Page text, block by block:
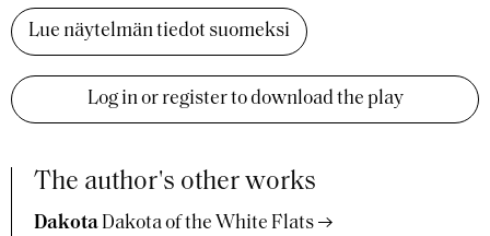
Lue näytelmän tiedot suomeksi
Log in or register to download the play
The author's other works
Dakota Dakota of the White Flats